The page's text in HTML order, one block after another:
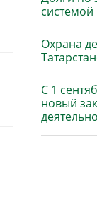
системой
Охрана
С 1
новый